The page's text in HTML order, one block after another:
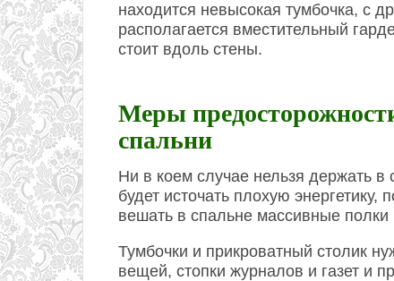
находится невысокая тумбочка, с
располагается вместительный
стоит вдоль стены.
Меры
спальни
Ни в коем случае нельзя держать
будет источать плохую энергетику,
вешать в спальне массивные
Тумбочки и прикроватный столик
вещей, стопки журналов и газет и